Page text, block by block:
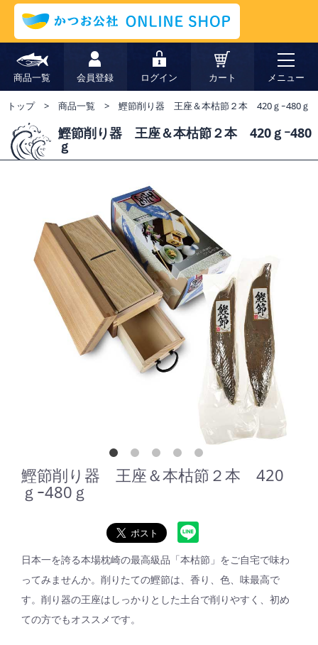
商品一覧 会員登録 ログイン カート メニュー
トップ 商品一覧 鰹節削り器 王座＆本枯節２本 420ｇｰ480ｇ
鰹節削り器 王座＆本枯節２本 420ｇｰ480
ｇ
鰹節削り器 王座＆本枯節２本 420
ｇｰ480ｇ
日本一を誇る本場枕崎の最高級品「本枯節」をご自宅で味わ
ってみませんか。削りたての鰹節は、香り、色、味最高で
す。削り器の王座はしっかりとした土台で削りやすく、初め
ての方でもオススメです。